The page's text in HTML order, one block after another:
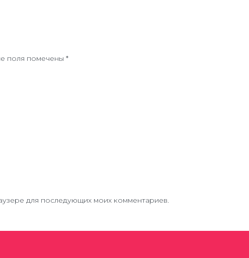
поля помечены *
для последующих моих комментариев.